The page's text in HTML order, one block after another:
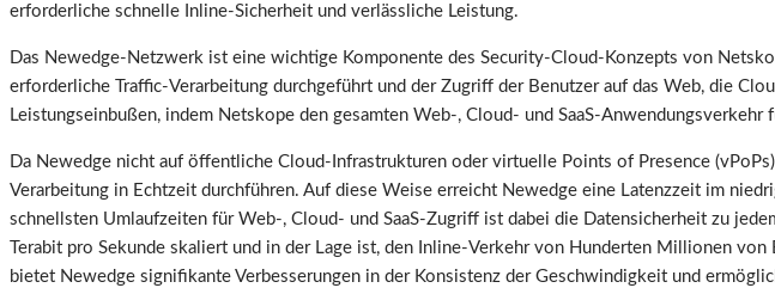
erforderliche schnelle Inline-Sicherheit und verlässliche Leistung.
Das Newedge-Netzwerk ist eine wichtige Komponente des Security-Cloud-Konzepts von
erforderliche Traffic-Verarbeitung durchgeführt und der Zugriff der Benutzer auf das Web, die
Leistungseinbußen, indem Netskope den gesamten Web-, Cloud- und SaaS-
Da Newedge nicht auf öffentliche Cloud-Infrastrukturen oder virtuelle Points of Presence
Verarbeitung in Echtzeit durchführen. Auf diese Weise erreicht Newedge eine Latenzzeit im
schnellsten Umlaufzeiten für Web-, Cloud- und SaaS-Zugriff ist dabei die Datensicherheit zu
Terabit pro Sekunde skaliert und in der Lage ist, den Inline-Verkehr von Hunderten Millionen
bietet Newedge signifikante Verbesserungen in der Konsistenz der Geschwindigkeit und